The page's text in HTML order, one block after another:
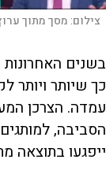
צילום:מסך מתוך ערוץ
בשנים
כך שיותר ויותר
עמדה. הצרכן
הסביבה,
ייפגעו בתוצאה